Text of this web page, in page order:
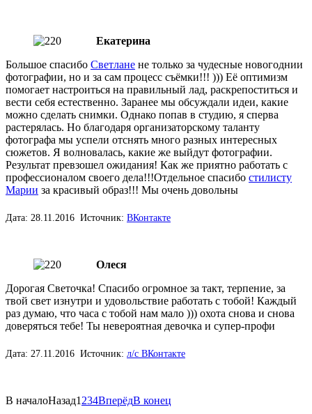
Екатерина
Большое спасибо Светлане не только за чудесные новогоднии
фотографии, но и за сам процесс съёмки!!! ))) Её оптимизм
помогает настроиться на правильный лад, раскрепоститься и
вести себя естественно. Заранее мы обсуждали идеи, какие
можно сделать снимки. Однако попав в студию, я сперва
растерялась. Но благодаря организаторскому таланту
фотографа мы успели отснять много разных интересных
сюжетов. Я волновалась, какие же выйдут фотографии.
Результат превзошел ожидания! Как же приятно работать с
профессионалом своего дела!!!Отдельное спасибо стилисту
Марии за красивый образ!!! Мы очень довольны
Дата: 28.11.2016 Источник: ВКонтакте
Олеся
Дорогая Светочка! Спасибо огромное за такт, терпение, за
твой свет изнутри и удовольствие работать с тобой! Каждый
раз думаю, что часа с тобой нам мало ))) охота снова и снова
доверяться тебе! Ты невероятная девочка и супер-профи
Дата: 27.11.2016 Источник: л/с ВКонтакте
В началоНазад1 234ВперёдВ конец